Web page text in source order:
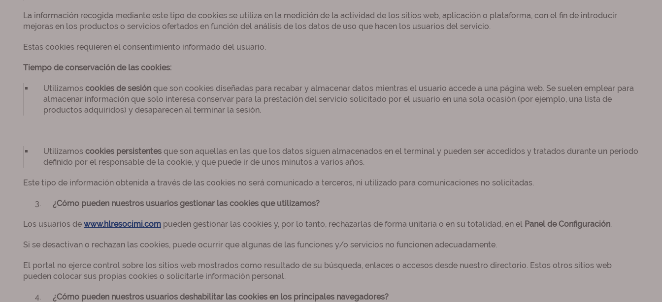
La información recogida mediante este tipo de cookies se utiliza en la medición de la actividad de los sitios web, aplicación o plataforma, con el fin de introducir
mejoras en los productos o servicios ofertados en función del análisis de los datos de uso que hacen los usuarios del servicio.
Estas cookies requieren el consentimiento informado del usuario.
Tiempo de conservación de las cookies:
Utilizamos cookies de sesión que son cookies diseñadas para recabar y almacenar datos mientras el usuario accede a una página web. Se suelen emplear para
almacenar información que solo interesa conservar para la prestación del servicio solicitado por el usuario en una sola ocasión (por ejemplo, una lista de
productos adquiridos) y desaparecen al terminar la sesión.
Utilizamos cookies persistentes que son aquellas en las que los datos siguen almacenados en el terminal y pueden ser accedidos y tratados durante un periodo
definido por el responsable de la cookie, y que puede ir de unos minutos a varios años.
Este tipo de información obtenida a través de las cookies no será comunicado a terceros, ni utilizado para comunicaciones no solicitadas.
¿Cómo pueden nuestros usuarios gestionar las cookies que utilizamos?
Los usuarios de www.hlresocimi.com pueden gestionar las cookies y, por lo tanto, rechazarlas de forma unitaria o en su totalidad, en el Panel de Configuración.
Si se desactivan o rechazan las cookies, puede ocurrir que algunas de las funciones y/o servicios no funcionen adecuadamente.
El portal no ejerce control sobre los sitios web mostrados como resultado de su búsqueda, enlaces o accesos desde nuestro directorio. Estos otros sitios web
pueden colocar sus propias cookies o solicitarle información personal.
¿Cómo pueden nuestros usuarios deshabilitar las cookies en los principales navegadores?